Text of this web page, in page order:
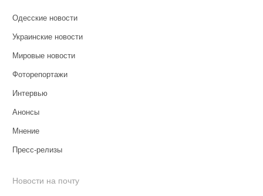
Одесские новости
Украинские новости
Мировые новости
Фоторепортажи
Интервью
Анонсы
Мнение
Пресс-релизы
Новости на почту